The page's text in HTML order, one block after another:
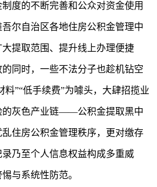
度的不断完善和公众对资金使用
尔自治区各地住房公积金管理中
提取范围、提升线上办理便捷
同时，一些不法分子也趁机钻空
料”“低手续费”为噱头，大肆招揽业
的灰色产业链——公积金提取黑中
住房公积金管理秩序，更对缴存
乃至个人信息权益构成多重威
与系统性防范。